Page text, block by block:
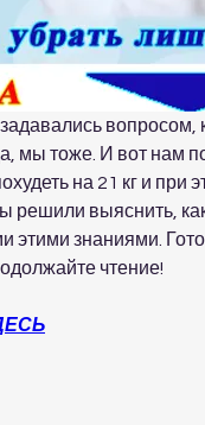
вопросом,
мы тоже. И вот нам
на 21 кг и при
решили выяснить,
этими знаниями.
чтение!